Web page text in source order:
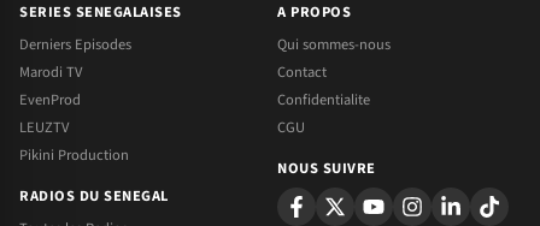
SERIES SENEGALAISES
Derniers Episodes
Marodi TV
EvenProd
LEUZTV
Pikini Production
RADIOS DU SENEGAL
A PROPOS
Qui sommes-nous
Contact
Confidentialite
CGU
NOUS SUIVRE